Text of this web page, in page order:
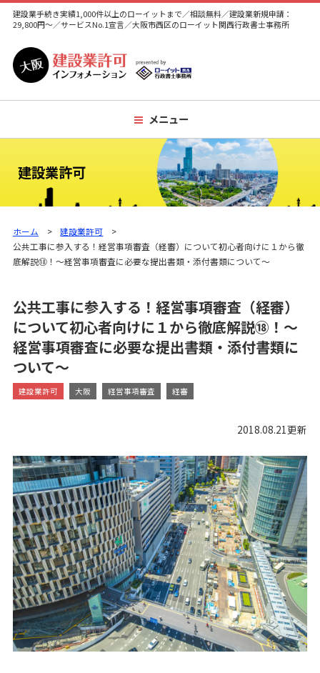
建設業手続き実績1,000件以上のローイットまで／相談無料／建設業新規申請：
29,800円～／サービスNo.1宣言／大阪市西区のローイット関西行政書士事務所
メニュー
建設業許可
ホーム
建設業許可
公共工事に参入する！経営事項審査（経審）について初心者向けに１から徹
底解説⑱！～経営事項審査に必要な提出書類・添付書類について～
公共工事に参入する！経営事項審査（経審）
について初心者向けに１から徹底解説⑱！～
経営事項審査に必要な提出書類・添付書類に
ついて～
建設業許可 大阪 経営事項審査 経審
2018.08.21更新